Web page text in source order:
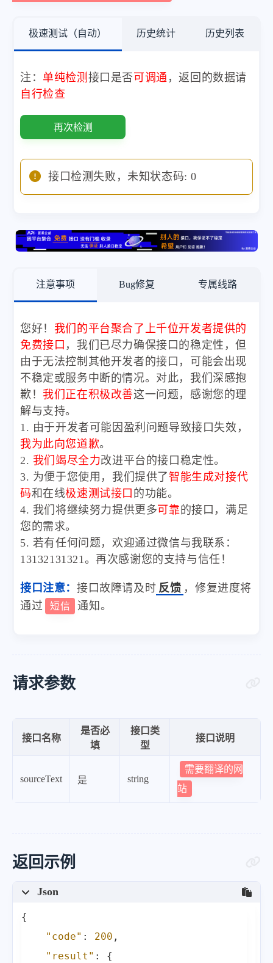
极速测试（自动） 历史统计 历史列表
注： 单纯检测 接口是否 可调通 ，返回的数据请
自行检查
再次检测
接口检测失败，未知状态码: 0
注意事项 Bug修复 专属线路
您好！ 我们的平台聚合了上千位开发者提供的
免费接口 ，我们已尽力确保接口的稳定性，但
由于无法控制其他开发者的接口，可能会出现
不稳定或服务中断的情况。对此，我们深感抱
歉！ 我们正在积极改善这一问题，感谢您的理
解与支持。
1. 由于开发者可能因盈利问题导致接口失效，
我为此向您道歉。
2. 我们竭尽全力改进平台的接口稳定性。
3. 为便于您使用，我们提供了智能生成对接代
码和在线极速测试接口 的功能。
4. 我们将继续努力提供更多可靠的接口，满足
您的需求。
5. 若有任何问题，欢迎通过微信与我联系：
13132131321。再次感谢您的支持与信任！
接口注意： 接口故障请及时 反馈 ，修复进度将
通过
短信 通知。
请求参数
接口名称
是否必
填
接口类
型
接口说明
sourceText 是 string
需要翻译的网
站
返回示例
Json
{
"code" : 200 ,
"result" : {